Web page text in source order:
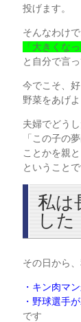
投げます。
そんなわけ
「大きくな
と自分で言
今でこそ、
野菜をあげ
夫婦でどう
「この子の
ことかを親
ということで
私は
した
その日から
・キン肉マ
・野球選手
です